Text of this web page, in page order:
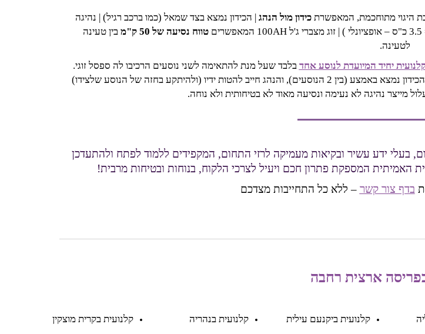
היגוי מתוחכמת, המאפשרתכידון מול הנהג
| הכידון נמצא בצד שמאל (כמו ברכב רגיל) | נהיגה
טווח נסיעה של 50 ק"מ
בין טעינה
לטעינה.
יחיד המיועדת לנוסע אחד בלבד שעל מנת להתאימה לשני נוסעים הרכיבו לה ספסל זוגי.
כך נוצר מצב בו אתם מוצאים עצמכם נוהגים בצורה לא נוחה ולא בטוחה, כאשר הכידון נמצא באמצע (בין 2 הנוסעים), והנהג חייב להטות ידיו (ולהיתקע בחזה של הנוסע שלצידו)
מייצר נהיגה לא נעימה ונסיעה מאוד לא בטיחותית ולא נוחה.
בעלי ידע עשיר ובקיאות מעמיקה לרזי התחום, המקפידים ללמוד לפתח ולהתעדכן
האמיתית המספקת פתרון חכם ויעיל לצרכי הלקוח, בנוחות ובטיחות מרבית!
בדף צור קשר – ללא כל התחייבות מצדכם
בפריסה ארצית רחבה
קלנועית ביקנעם עילית
קלנועית בנהריה
קלנועית בקרית מוצקין